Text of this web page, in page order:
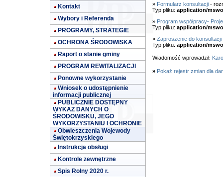
Kontakt
Wybory i Referenda
PROGRAMY, STRATEGIE
OCHRONA ŚRODOWISKA
Raport o stanie gminy
PROGRAM REWITALIZACJI
Ponowne wykorzystanie
Wniosek o udostępnienie
informacji publicznej
PUBLICZNIE DOSTĘPNY
WYKAZ DANYCH O
ŚRODOWISKU, JEGO
WYKORZYSTANIU I OCHRONIE
Obwieszczenia Wojewody
Świętokrzyskiego
Instrukcja obsługi
Kontrole zewnętrzne
Spis Rolny 2020 r.
» Formularz konsultacji-
Typ pliku: application/
» Program współpracy-
Typ pliku: application/
» Zaproszenie do konsultacji
Typ pliku: application/
Wiadomość wprowadził:
» Pokaż rejestr zmian dla